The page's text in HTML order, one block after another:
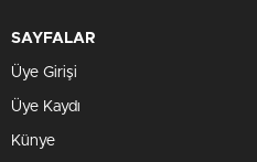
SAYFALAR
Üye Girişi
Üye Kaydı
Künye